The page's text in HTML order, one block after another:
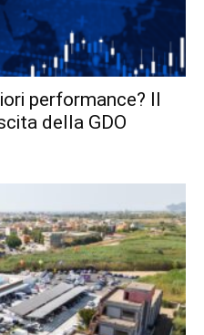
performance? Il
della GDO